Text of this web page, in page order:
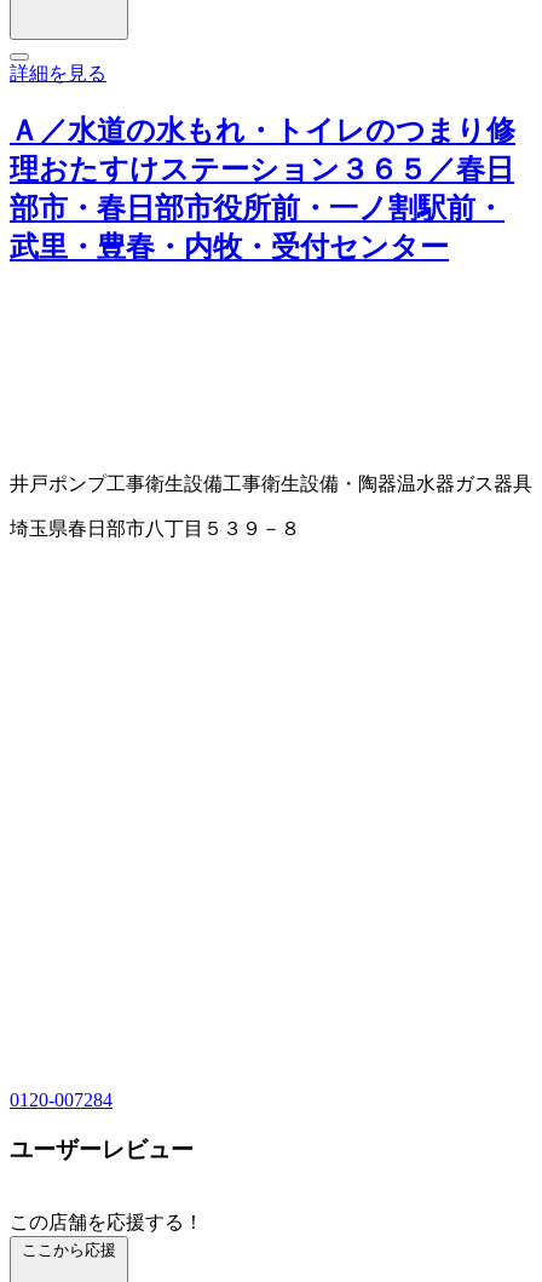
詳細を見る
Ａ／水道の水もれ・トイレのつまり修
理おたすけステーション３６５／春日
部市・春日部市役所前・一ノ割駅前・
武里・豊春・内牧・受付センター
井戸ポンプ工事衛生設備工事衛生設備・陶器温水器ガス器具
埼玉県春日部市八丁目５３９－８
0120-007284
ユーザーレビュー
この店舗を応援する！
ここから応援